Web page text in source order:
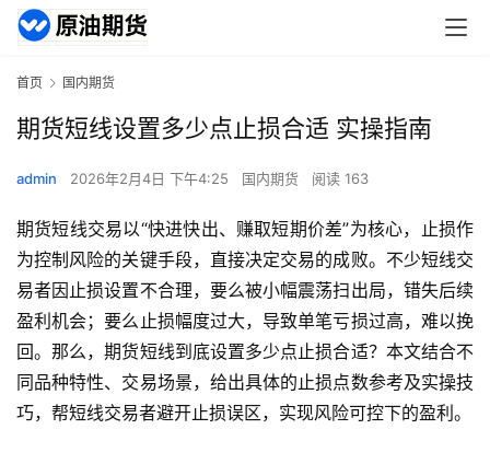
首页 国内期货
期货短线设置多少点止损合适 实操指南
admin 2026年2月4日 下午4:25 国内期货 阅读 163
期货短线交易以“快进快出、赚取短期价差”为核心，止损作
为控制风险的关键手段，直接决定交易的成败。不少短线交
易者因止损设置不合理，要么被小幅震荡扫出局，错失后续
盈利机会；要么止损幅度过大，导致单笔亏损过高，难以挽
回。那么，期货短线到底设置多少点止损合适？本文结合不
同品种特性、交易场景，给出具体的止损点数参考及实操技
巧，帮短线交易者避开止损误区，实现风险可控下的盈利。